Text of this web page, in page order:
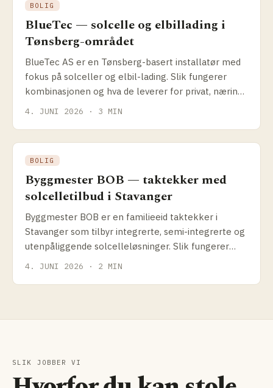
BOLIG
BlueTec — solcelle og elbil­lading i
Tønsberg-området
BlueTec AS er en Tønsberg-basert installatør med
fokus på solceller og elbil-lading. Slik fungerer
kombinasjonen og hva de leverer for privat, næring
og landbruk.
4. JUNI 2026 · 3 MIN
BOLIG
Byggmester BOB — taktekker med
solcelle­tilbud i Stavanger
Byggmester BOB er en familieeid taktekker i
Stavanger som tilbyr integrerte, semi-integrerte og
utenpåliggende solcelleløsninger. Slik fungerer
kombinasjonen tak + solenergi.
4. JUNI 2026 · 2 MIN
SLIK JOBBER VI